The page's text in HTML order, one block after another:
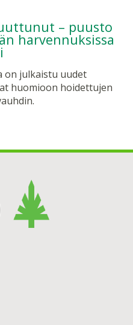
– puusto
harvennuksissa
on julkaistu uudet
huomioon hoidettujen